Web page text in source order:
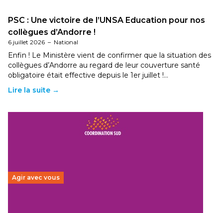
PSC : Une victoire de l’UNSA Education pour nos
collègues d’Andorre !
6 juillet 2026 – National
Enfin ! Le Ministère vient de confirmer que la situation des
collègues d’Andorre au regard de leur couverture santé
obligatoire était effective depuis le 1er juillet !…
Lire la suite →
Agir avec vous